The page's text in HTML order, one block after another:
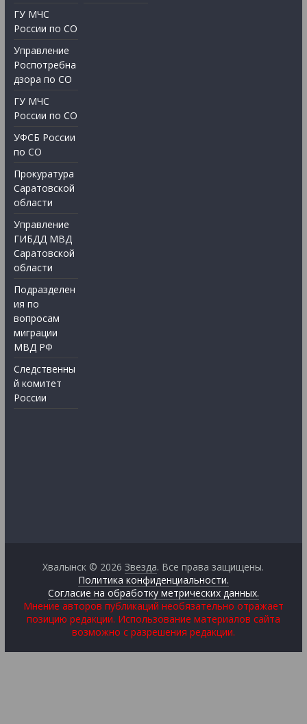
ГУ МЧС
России по СО
Управление
Роспотребна
дзора по СО
ГУ МЧС
России по СО
УФСБ России
по СО
Прокуратура
Саратовской
области
Управление
ГИБДД МВД
Саратовской
области
Подразделен
ия по
вопросам
миграции
МВД РФ
Следственны
й комитет
России
Хвалынск © 2026Звезда. Все права защищены.
Политика конфиденциальности.
Согласие на обработку метрических данных.
Мнение авторов публикаций необязательно отражает
позицию редакции. Использование материалов сайта
возможно с разрешения редакции.